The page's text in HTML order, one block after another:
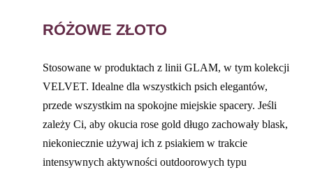
RÓŻOWE ZŁOTO
Stosowane w produktach z linii GLAM, w tym kolekcji
VELVET. Idealne dla wszystkich psich elegantów,
przede wszystkim na spokojne miejskie spacery. Jeśli
zależy Ci, aby okucia rose gold długo zachowały blask,
niekoniecznie używaj ich z psiakiem w trakcie
intensywnych aktywności outdoorowych typu